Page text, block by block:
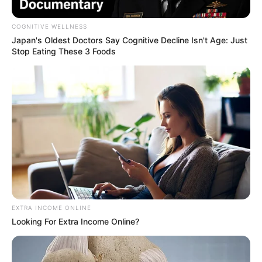
Policía Metropolitana del Valle de Aburrá
Entrega de motocicletas a la Policía
Por:Paola Agredo Tapias
Marzo 5, 2025
COMPARTIR
COGNITIVE WELLNESS
Japan's Oldest Doctors Say Cognitive Decline Isn't Age: Just
Stop Eating These 3 Foods
EXTRA INCOME ONLINE
Looking For Extra Income Online?